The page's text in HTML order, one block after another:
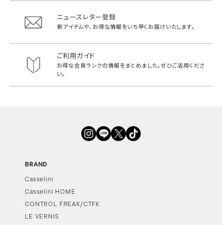
ニュースレター登録
新アイテムや、お得な情報をいち早く お届けいたします。
ご利用ガイド
お得な会員ランクの情報をまとめました。ぜひご活用くださ
い。
BRAND
Casselini
Casselini HOME
CONTROL FREAK/CTFK
LE VERNIS